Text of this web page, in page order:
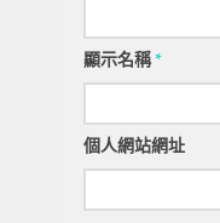
顯示名稱*
個人網站網址